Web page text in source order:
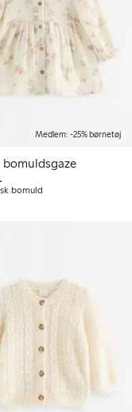
Medlem: -25% børnetøj
bomuldsgaze
229,00 kr.
bomuld